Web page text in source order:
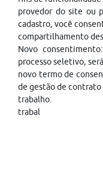
provedor do site ou
cadastro, você
compartilhamento
Novo
processo seletivo,
novo termo de
de gestão de contrato
trabalho.
trabal